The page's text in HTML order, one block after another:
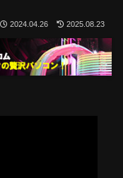
2024.04.26 2025.08.23